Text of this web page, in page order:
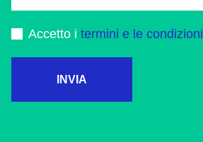
Accetto i termini e le condizioni
INVIA